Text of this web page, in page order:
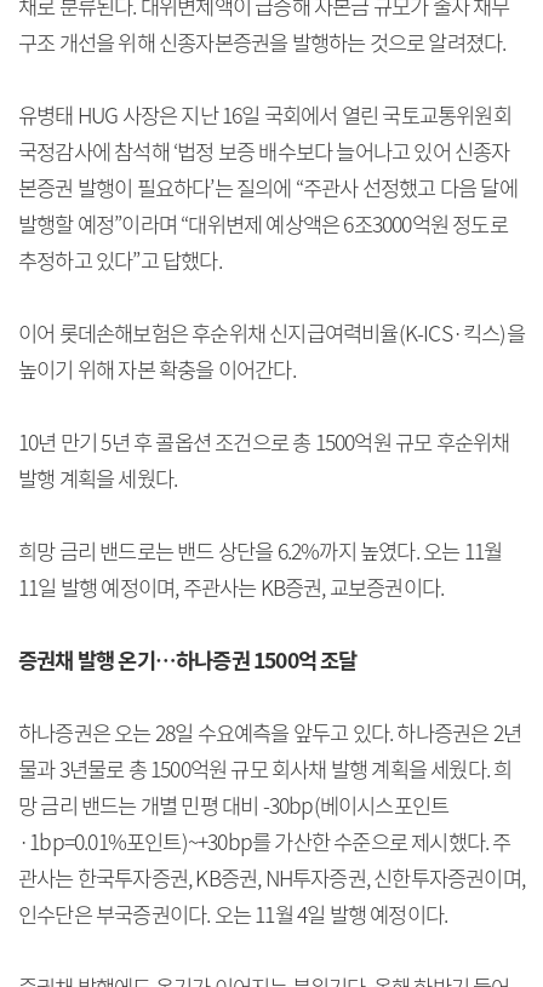
구조 개선을 위해 신종자본증권을 발행하는 것으로 알려졌다.
유병태 HUG 사장은 지난 16일 국회에서 열린 국토교통위원회
국정감사에 참석해 ‘법정 보증 배수보다 늘어나고 있어 신종자
본증권 발행이 필요하다’는 질의에 “주관사 선정했고 다음 달에
발행할 예정”이라며 “대위변제 예상액은 6조3000억원 정도로
추정하고 있다”고 답했다.
이어 롯데손해보험은 후순위채 신지급여력비율(K-ICS·킥스)을
높이기 위해 자본 확충을 이어간다.
10년 만기 5년 후 콜옵션 조건으로 총 1500억원 규모 후순위채
발행 계획을 세웠다.
희망 금리 밴드로는 밴드 상단을 6.2%까지 높였다. 오는 11월
11일 발행 예정이며, 주관사는 KB증권, 교보증권이다.
증권채 발행 온기…하나증권 1500억 조달
하나증권은 오는 28일 수요예측을 앞두고 있다. 하나증권은 2년
물과 3년물로 총 1500억원 규모 회사채 발행 계획을 세웠다. 희
망 금리 밴드는 개별 민평 대비 -30bp(베이시스포인트
·1bp=0.01%포인트)~+30bp를 가산한 수준으로 제시했다. 주
관사는 한국투자증권, KB증권, NH투자증권, 신한투자증권이며,
인수단은 부국증권이다. 오는 11월 4일 발행 예정이다.